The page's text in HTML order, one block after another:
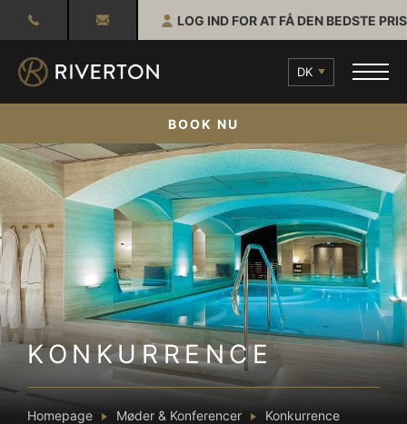
LOG IND FOR AT FÅ DEN BEDSTE PRIS
DK
BOOK NU
KONKURRENCE
Homepage Møder & Konferencer Konkurrence